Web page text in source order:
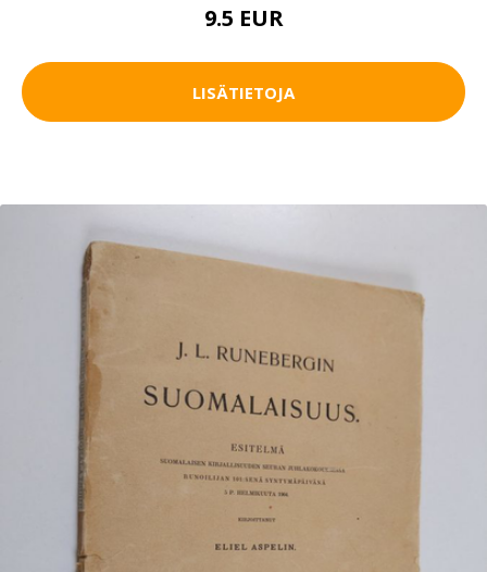
9.5 EUR
LISÄTIETOJA